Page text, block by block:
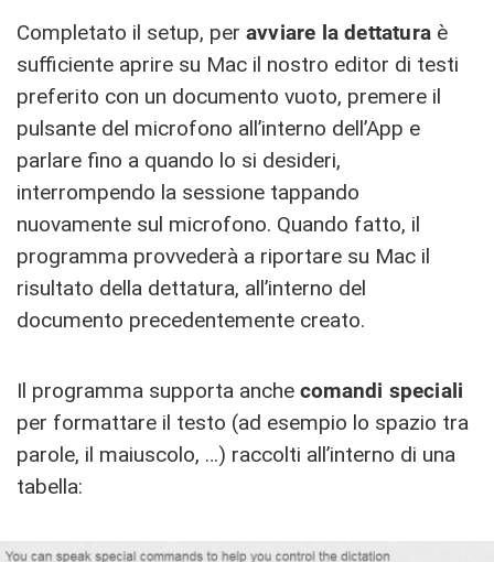
Completato il setup, per avviare la dettatura è
sufficiente aprire su Mac il nostro editor di testi
preferito con un documento vuoto, premere il
pulsante del microfono all’interno dell’App e
parlare fino a quando lo si desideri,
interrompendo la sessione tappando
nuovamente sul microfono. Quando fatto, il
programma provvederà a riportare su Mac il
risultato della dettatura, all’interno del
documento precedentemente creato.
Il programma supporta anche comandi speciali
per formattare il testo (ad esempio lo spazio tra
parole, il maiuscolo, …) raccolti all’interno di una
tabella: